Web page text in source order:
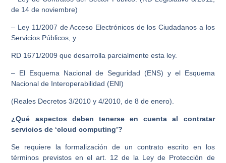
de 14 de noviembre)
– Ley 11/2007 de Acceso Electrónicos de los Ciudadanos a los
Servicios Públicos, y
RD 1671/2009 que desarrolla parcialmente esta ley.
– El Esquema Nacional de Seguridad (ENS) y el Esquema
Nacional de Interoperabilidad (ENI)
(Reales Decretos 3/2010 y 4/2010, de 8 de enero).
¿Qué aspectos deben tenerse en cuenta al contratar
servicios de ‘cloud computing’?
Se requiere la formalización de un contrato escrito en los
términos previstos en el art. 12 de la Ley de Protección de